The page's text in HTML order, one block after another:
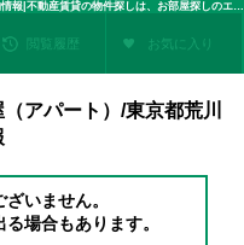
Ｄｒａｇｏｎ Ｐａｌａｃｅ町屋（東京都 荒川区）の建物情報|不動産賃貸の物件探しは、お部屋探しのエイブル
閲覧履歴 お気に入り
アパート）/東京都荒川
いません。
場合もあります。